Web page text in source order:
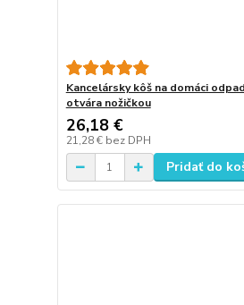
Kancelársky kôš na domáci
otvára nožičkou
26,18 €
21,28 € bez DPH
Pridať do